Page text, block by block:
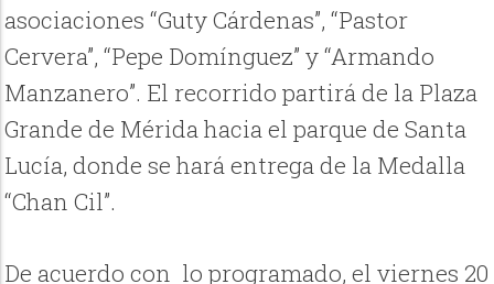
asociaciones “Guty Cárdenas”, “Pastor
Cervera”, “Pepe Domínguez” y “Armando
Manzanero”. El recorrido partirá de la Plaza
Grande de Mérida hacia el parque de Santa
Lucía, donde se hará entrega de la Medalla
“Chan Cil”.
De acuerdo con lo programado, el viernes 20